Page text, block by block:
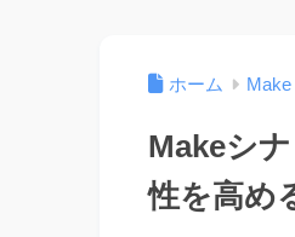
ホーム Make
Makeシ
性を高め